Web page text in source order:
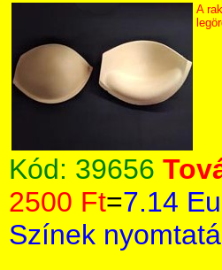
A
Kód: 39656
2500 Ft=7.14
Színek